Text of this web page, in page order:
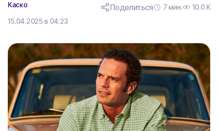
Каско
15.04.2025 в 04:23
Поделиться 7 мин. 10.0 K